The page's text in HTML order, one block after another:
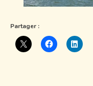
Partager :